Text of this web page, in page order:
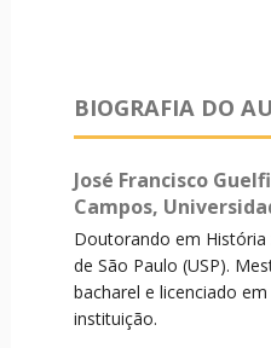
BIOGRAFIA DO
José Francisco Guelfi
Campos,
Doutorando em História
de São Paulo (USP).
bacharel e licenciado
instituição.